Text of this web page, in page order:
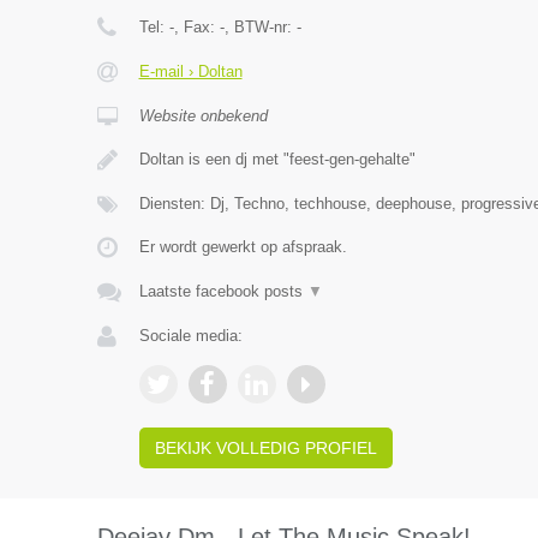
Tel: -, Fax: -, BTW-nr: -
E-mail › Doltan
Website onbekend
Doltan is een dj met "feest-gen-gehalte"
Diensten: Dj, Techno, techhouse, deephouse,
Er wordt gewerkt op afspraak.
Laatste facebook posts ▼
Sociale media:
BEKIJK VOLLEDIG PROFIEL